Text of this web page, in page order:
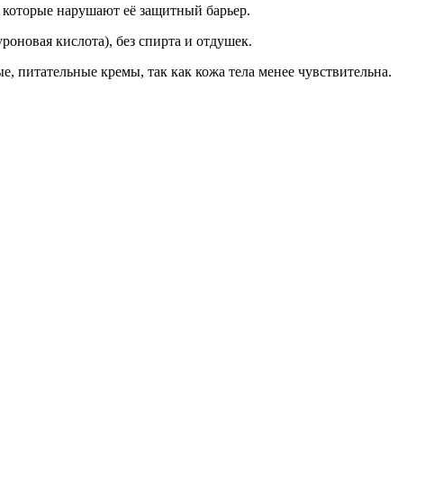
нарушают её защитный барьер.
кислота), без спирта и отдушек.
питательные кремы, так как кожа тела менее чувствительна.